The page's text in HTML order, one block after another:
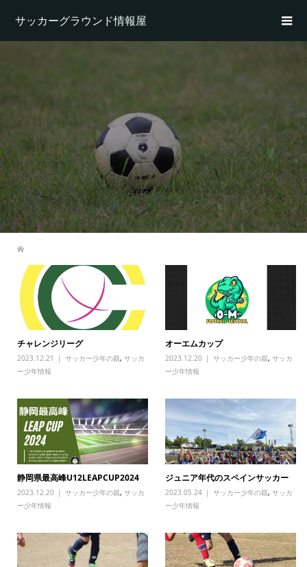
サッカーグラウンド情報屋
チャレンジリーグ
2023.12.21 サッカー少年の親, サッカ
ー少年情報
オーエムカップ
2023.12.20 サッカー少年の親,サッカ
ー少年情報
静岡県最高峰U12LEAPCUP2024
2023.12.20 サッカー少年の親, サッカ
ー少年情報
ジュニア年代のスペインサッカー
2023.05.24 サッカー少年の親,サッカ
ー少年情報